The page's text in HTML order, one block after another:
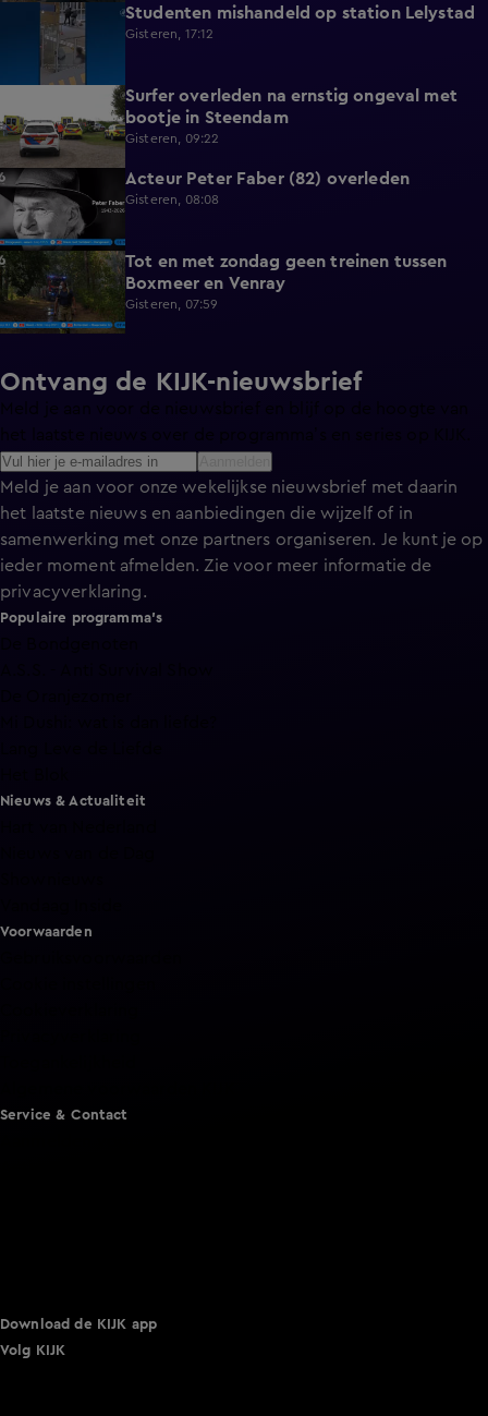
Studenten mishandeld op station Lelystad
Gisteren, 17:12
Surfer overleden na ernstig ongeval met
bootje in Steendam
Gisteren, 09:22
0:59 Acteur Peter Faber (82) overleden
Gisteren, 08:08
0:36
Tot en met zondag geen treinen tussen
Boxmeer en Venray
Gisteren, 07:59
Ontvang de KIJK-nieuwsbrief
Meld je aan voor onze wekelijkse nieuwsbrief met daarin
het laatste nieuws en aanbiedingen die wijzelf of in
samenwerking met onze partners organiseren. Je kunt je op
ieder moment afmelden. Zie voor meer informatie de
privacyverklaring.
Populaire programma's
Nieuws & Actualiteit
Voorwaarden
Service & Contact
Download de KIJK app
Volg KIJK